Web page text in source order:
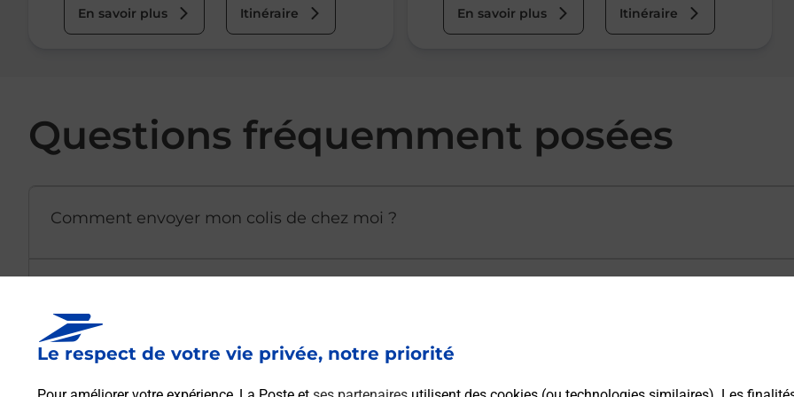
Le respect de votre vie privée, notre priorité
En savoir plus Itinéraire En savoir plus Itinéraire
Questions fréquemment posées
Comment envoyer mon colis de chez moi ?
Comment demander une modification de livraison ?